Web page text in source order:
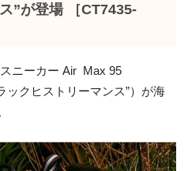
”が登場 ［CT7435-
ニーカー Air Max 95
ックヒストリーマンス”）が海